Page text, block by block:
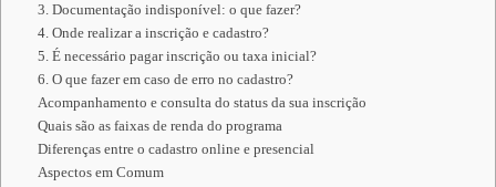
3. Documentação indisponível: o que fazer?
4. Onde realizar a inscrição e cadastro?
5. É necessário pagar inscrição ou taxa inicial?
6. O que fazer em caso de erro no cadastro?
Acompanhamento e consulta do status da sua inscrição
Quais são as faixas de renda do programa
Diferenças entre o cadastro online e presencial
Aspectos em Comum